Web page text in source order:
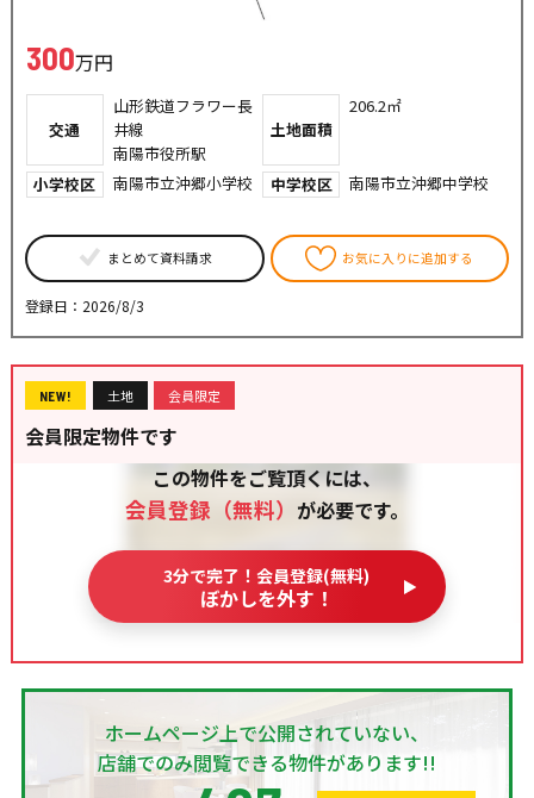
300万円
交通
山形鉄道フラワー長
井線
南陽市役所駅
土地面積
206.2㎡
小学校区 南陽市立沖郷小学校 中学校区 南陽市立沖郷中学校
まとめて資料請求 お気に入りに追加する
登録日：2026/8/3
NEW! 土地 会員限定
会員限定物件です
この物件をご覧頂くには、
会員登録（無料） が必要です。
3分で完了！会員登録(無料)
ぼかしを外す！
ホームページ上で公開されていない、
店舗でのみ閲覧できる物件があります!!